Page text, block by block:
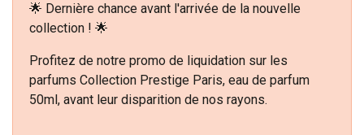
🌟 Dernière chance avant l'arrivée de la nouvelle
collection ! 🌟
Profitez de notre promo de liquidation sur les
parfums Collection Prestige Paris, eau de parfum
50ml, avant leur disparition de nos rayons.